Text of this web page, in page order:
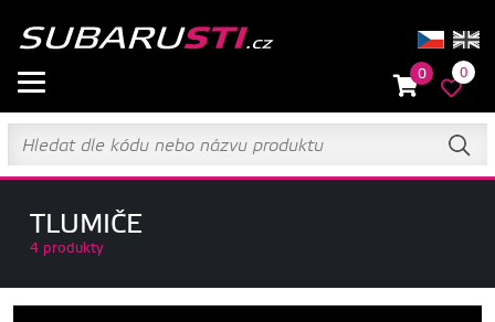
0 0
TLUMIČE
4 produkty